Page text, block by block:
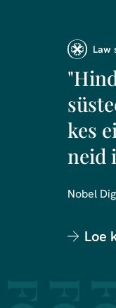
Law
kes
neid
Nobel
Loe